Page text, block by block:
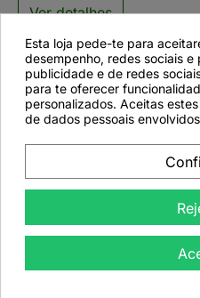
Ver detalhes
favorite_border
Tisana Medicinal Fígado
Esta loja pede-te para
desempenho, redes sociais
publicidade e de redes
para te oferecer
personalizados. Aceitas
de dados pessoais